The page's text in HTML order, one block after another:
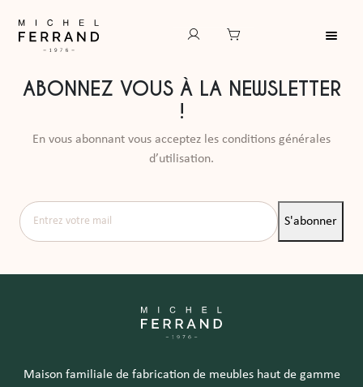
ABONNEZ VOUS À LA NEWSLETTER
!
En vous abonnant vous acceptez les conditions générales
d’utilisation.
Entrez votre mail
S'abonner
Maison familiale de fabrication de meubles haut de gamme